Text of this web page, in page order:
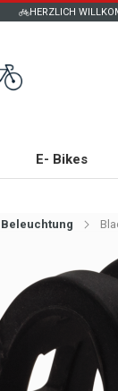
HERZLICH
E- Bikes
Beleuchtung